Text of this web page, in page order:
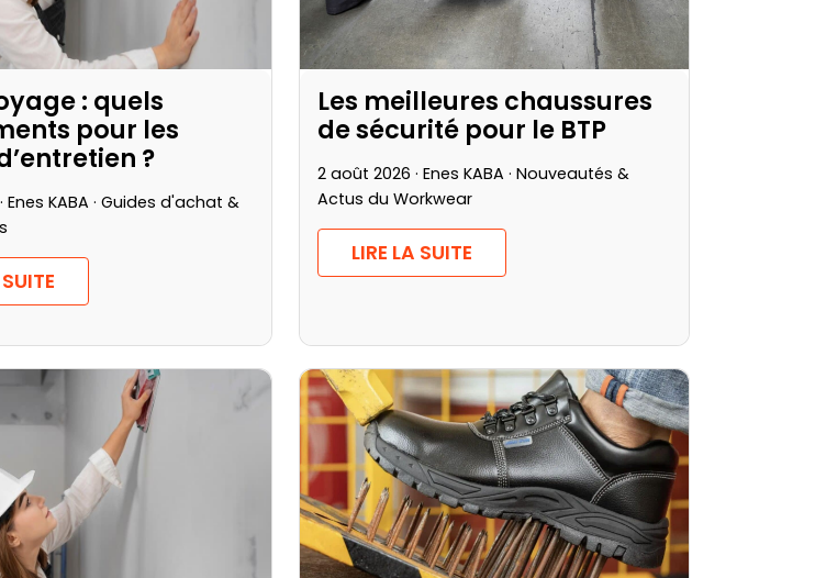
: quels
pour les
?
KABA · Guides d'achat &
Les meilleures chaussures
de sécurité pour le BTP
2 août 2026 · Enes KABA · Nouveautés &
Actus du Workwear
LIRE LA SUITE